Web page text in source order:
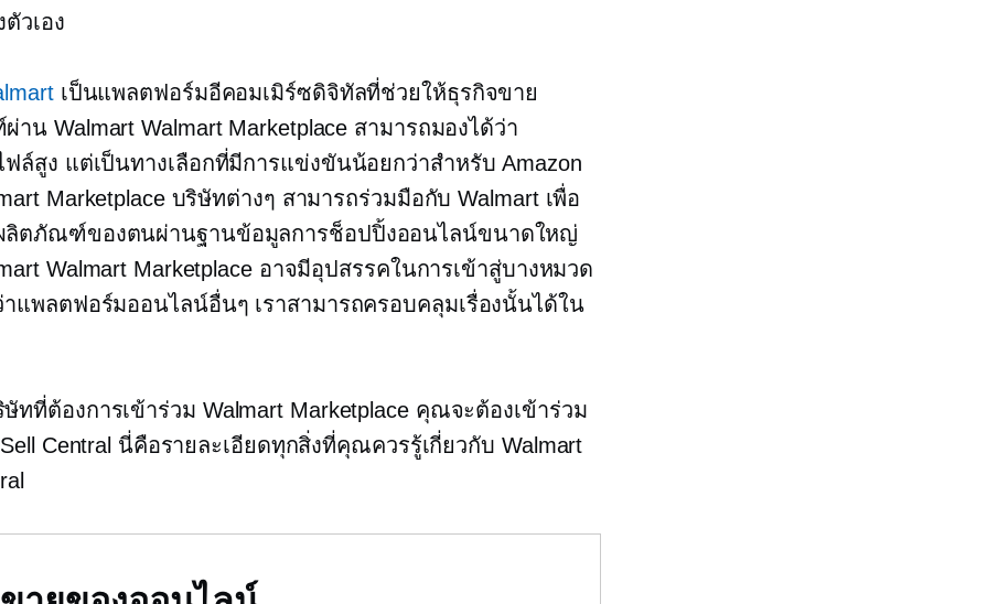
วเอง
เป็นแพลตฟอร์มอีคอมเมิร์ซดิจิทัลที่ช่วยให้ธุรกิจขาย
น Walmart Walmart Marketplace สามารถมองได้ว่า
ฟล์สูง แต่เป็นทางเลือกที่มีการแข่งขันน้อยกว่าสำหรับ Amazon
Marketplace บริษัทต่างๆ สามารถร่วมมือกับ Walmart เพื่อ
ลิตภัณฑ์ของตนผ่านฐานข้อมูลการช็อปปิ้งออนไลน์ขนาดใหญ่
Walmart Marketplace อาจมีอุปสรรคในการเข้าสู่บางหมวด
แพลตฟอร์มออนไลน์อื่นๆ เราสามารถครอบคลุมเรื่องนั้นได้ใน
ทที่ต้องการเข้าร่วม Walmart Marketplace คุณจะต้องเข้าร่วม
Central นี่คือรายละเอียดทุกสิ่งที่คุณควรรู้เกี่ยวกับ Walmart